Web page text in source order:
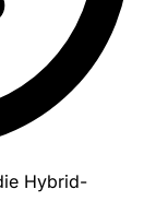
Hybrid-